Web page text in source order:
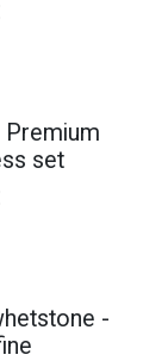
Premium
set
-